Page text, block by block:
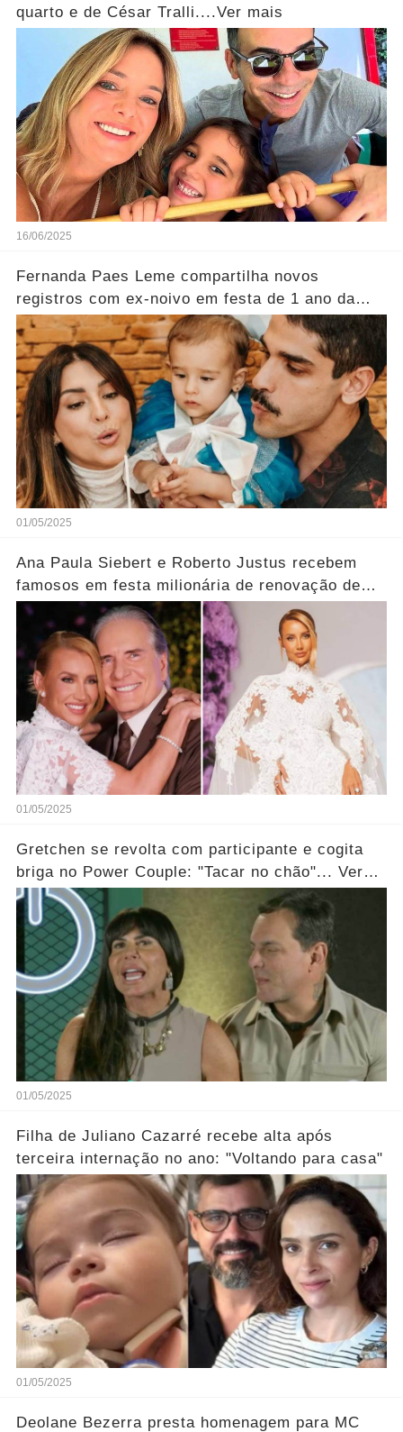
quarto e de César Tralli....Ver mais
16/06/2025
Fernanda Paes Leme compartilha novos
registros com ex-noivo em festa de 1 ano da
filha
01/05/2025
Ana Paula Siebert e Roberto Justus recebem
famosos em festa milionária de renovação de
votos; veja looks
01/05/2025
Gretchen se revolta com participante e cogita
briga no Power Couple: "Tacar no chão"... Ver
mais
01/05/2025
Filha de Juliano Cazarré recebe alta após
terceira internação no ano: "Voltando para casa"
01/05/2025
Deolane Bezerra presta homenagem para MC